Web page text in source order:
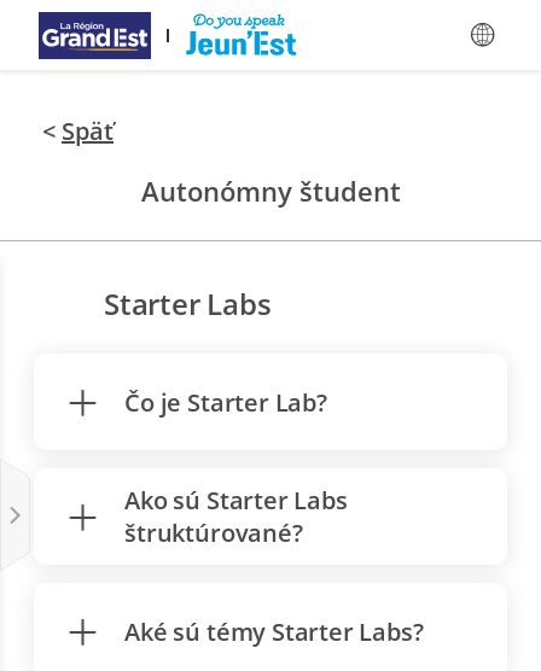
Preskočiť na hlavný obsah
< Späť
Autonómny študent
Starter Labs
Čo je Starter Lab?
Ako sú Starter Labs
štruktúrované?
Aké sú témy Starter Labs?